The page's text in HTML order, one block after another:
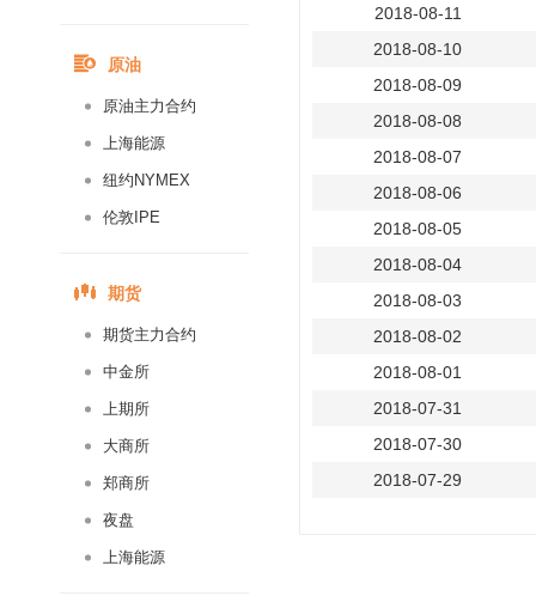
原油
原油主力合约
上海能源
纽约NYMEX
伦敦IPE
期货
期货主力合约
中金所
上期所
大商所
郑商所
夜盘
上海能源
2018-08-11
2018-08-10
2018-08-09
2018-08-08
2018-08-07
2018-08-06
2018-08-05
2018-08-04
2018-08-03
2018-08-02
2018-08-01
2018-07-31
2018-07-30
2018-07-29